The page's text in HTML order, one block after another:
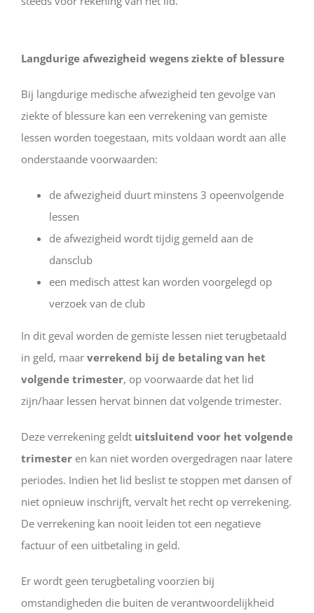
Langdurige afwezigheid wegens ziekte of blessure
Bij langdurige medische afwezigheid ten gevolge van
ziekte of blessure kan een verrekening van gemiste
lessen worden toegestaan, mits voldaan wordt aan alle
onderstaande voorwaarden:
de afwezigheid duurt minstens 3 opeenvolgende
lessen
de afwezigheid wordt tijdig gemeld aan de
dansclub
een medisch attest kan worden voorgelegd op
verzoek van de club
In dit geval worden de gemiste lessen niet terugbetaald
in geld, maar verrekend bij de betaling van het
volgende trimester, op voorwaarde dat het lid
zijn/haar lessen hervat binnen dat volgende trimester.
Deze verrekening geldt uitsluitend voor het volgende
trimester en kan niet worden overgedragen naar latere
periodes. Indien het lid beslist te stoppen met dansen of
niet opnieuw inschrijft, vervalt het recht op verrekening.
De verrekening kan nooit leiden tot een negatieve
factuur of een uitbetaling in geld.
Er wordt geen terugbetaling voorzien bij
omstandigheden die buiten de verantwoordelijkheid